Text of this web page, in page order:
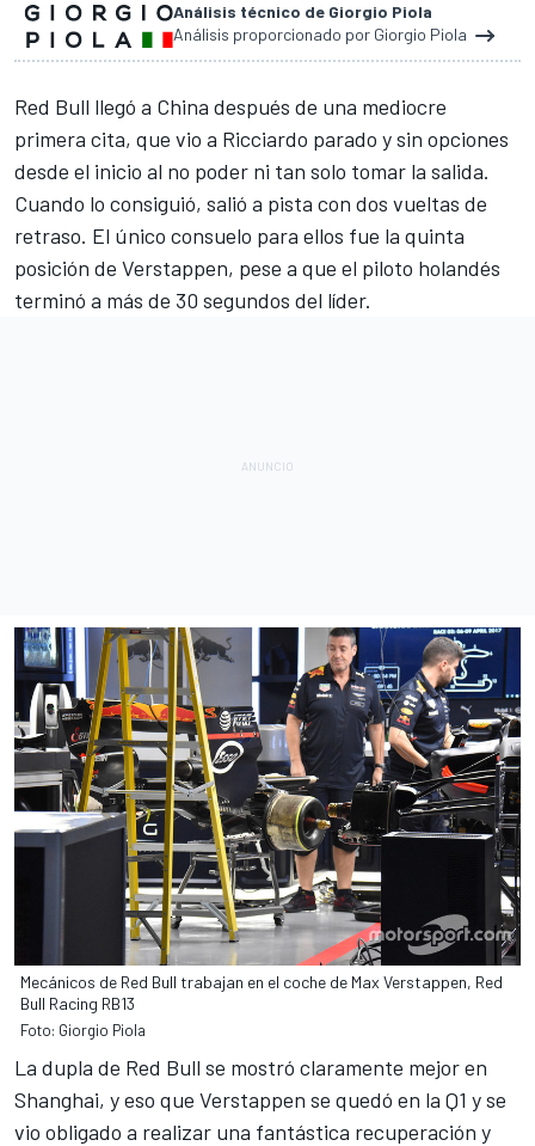
Análisis técnico de Giorgio Piola
Análisis proporcionado por Giorgio Piola
Red Bull llegó a China después de una mediocre
primera cita, que vio a Ricciardo parado y sin opciones
desde el inicio al no poder ni tan solo tomar la salida.
Cuando lo consiguió, salió a pista con dos vueltas de
retraso. El único consuelo para ellos fue la quinta
posición de Verstappen, pese a que el piloto holandés
terminó a más de 30 segundos del líder.
Mecánicos de Red Bull trabajan en el coche de Max Verstappen, Red
Bull Racing RB13
Foto: Giorgio Piola
La dupla de Red Bull se mostró claramente mejor en
Shanghai, y eso que Verstappen se quedó en la Q1 y se
vio obligado a realizar una fantástica recuperación y